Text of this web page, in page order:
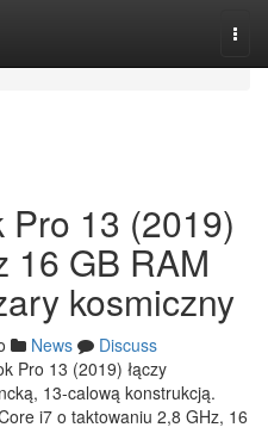
13 (2019)
16 GB RAM
kosmiczny
News
Discuss
Pro 13 (2019) łączy
13-calową konstrukcją.
i7 o taktowaniu 2,8 GHz, 16